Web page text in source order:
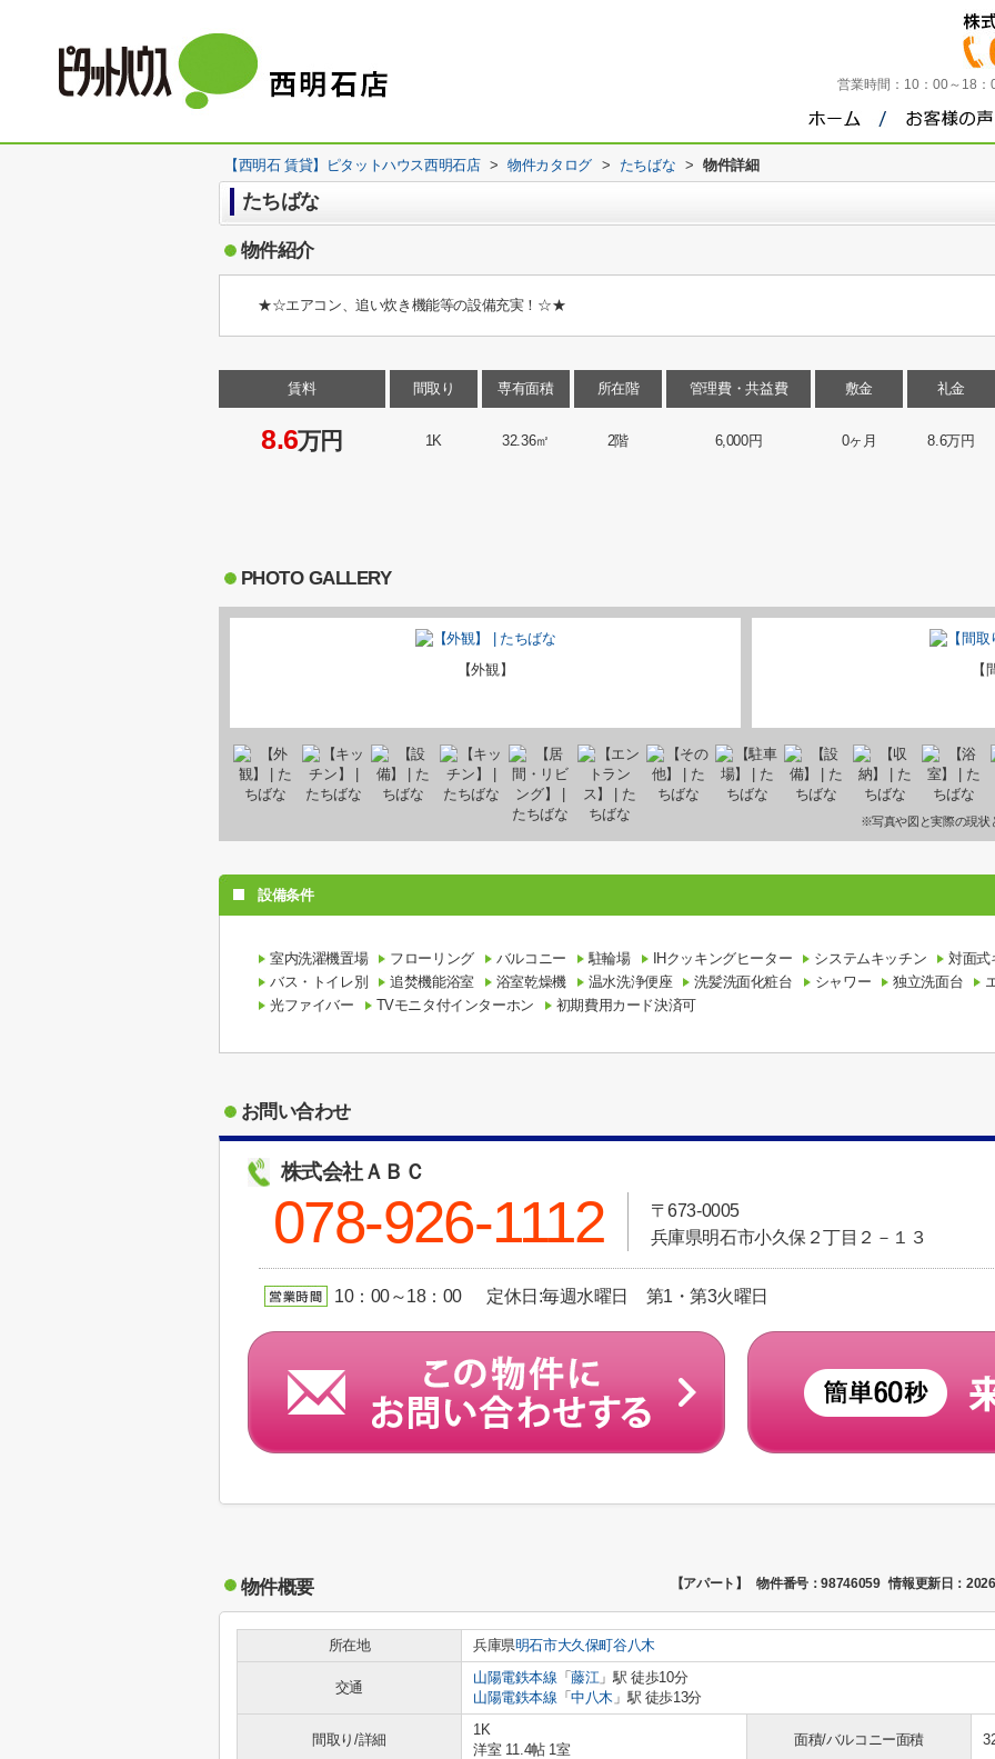
営業時間： 10：00～18
【西明石 賃貸】ピタットハウス西明石店 > 物件カタログ > たちばな > 物件詳細
たちばな
物件紹介
★☆エアコン、追い炊き機能等の設備充実！☆★
賃料
8.6万円
間取り
1K
専有面積
32.36㎡
所在階
2階
管理費・共益費
6,000円
敷金
0ヶ月
礼金
8.6万円
PHOTO GALLERY
【外観】
※写真や図と実際の現状
設備条件
室内洗濯機置場 フローリング バルコニー 駐輪場 IHクッキングヒーター システムキッチン
対面式
バス・トイレ別
追焚機能浴室 浴室乾燥機 温水洗浄便座 洗髪洗面化粧台 シャワー 独立洗面台
光ファイバー
TVモニタ付インターホン 初期費用カード決済可
お問い合わせ
株式会社ＡＢＣ
078-926-1112
〒673-0005
兵庫県明石市小久保２丁目２－１３
10：00～18：00 定休日:毎週水曜日 第1・第3火曜日
物件概要 【アパート】 物件番号：98746059 情報更新日：
所在地 兵庫県明石市大久保町谷八木
交通
山陽電鉄本線 「藤江」駅 徒歩10分
山陽電鉄本線 「中八木 」駅 徒歩13分
間取り/詳細
1K
洋室 11.4帖 1室
面積/バルコニー面積